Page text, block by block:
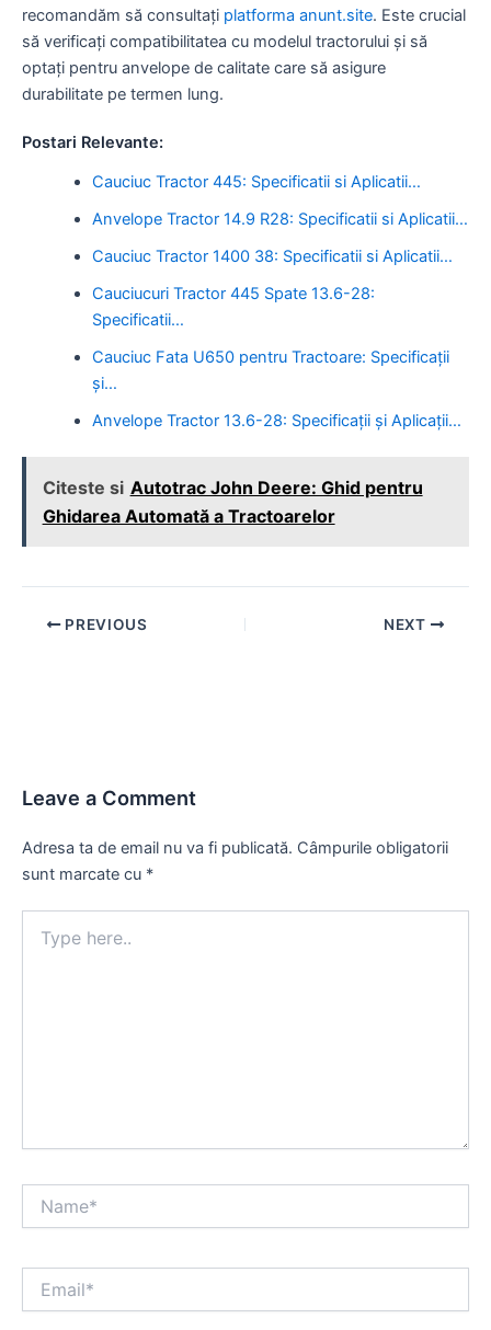
recomandăm să consultați platforma anunt.site. Este crucial
să verificați compatibilitatea cu modelul tractorului și să
optați pentru anvelope de calitate care să asigure
durabilitate pe termen lung.
Postari Relevante:
Cauciuc Tractor 445: Specificatii si Aplicatii…
Anvelope Tractor 14.9 R28: Specificatii si Aplicatii…
Cauciuc Tractor 1400 38: Specificatii si Aplicatii…
Cauciucuri Tractor 445 Spate 13.6-28:
Specificatii…
Cauciuc Fata U650 pentru Tractoare: Specificații
și…
Anvelope Tractor 13.6-28: Specificații și Aplicații…
Citeste si Autotrac John Deere: Ghid pentru
Ghidarea Automată a Tractoarelor
Post PREVIOUS NEXT
Leave a Comment
Adresa ta de email nu va fi publicată. Câmpurile obligatorii
sunt marcate cu *
here..